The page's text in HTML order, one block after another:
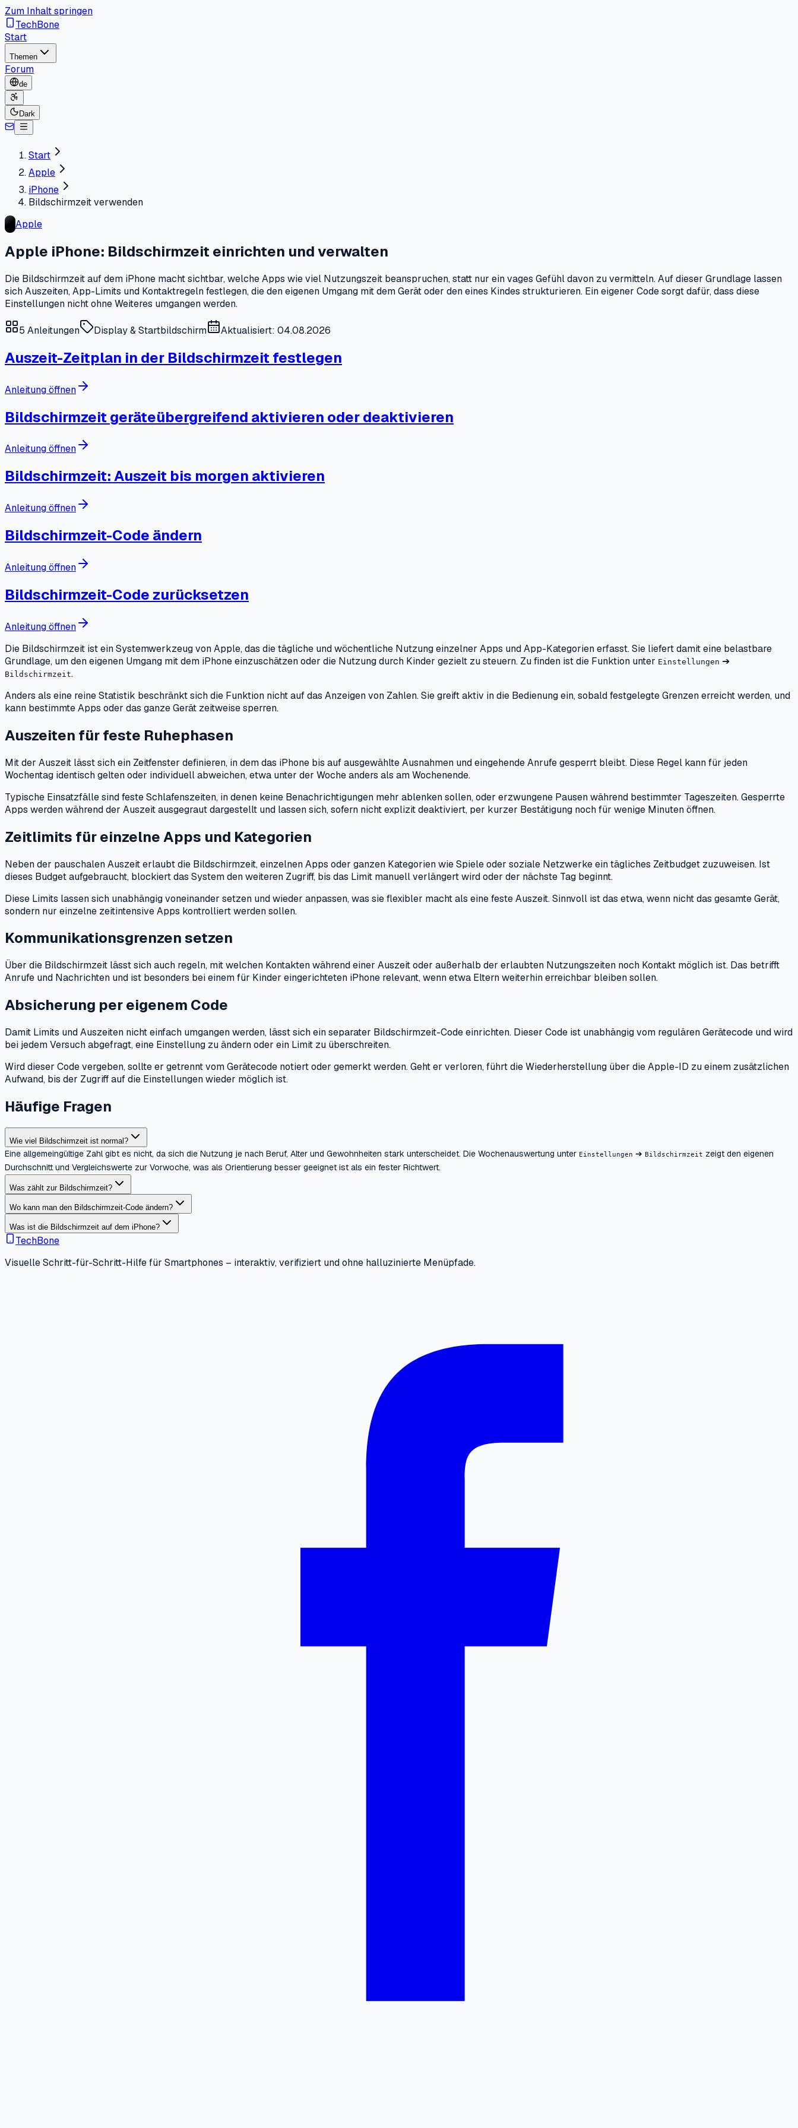
Zum Inhalt springen
TechBone
Start
Themen
Forum
de
Dark
Start
Apple
iPhone
Bildschirmzeit verwenden
Apple
Apple iPhone: Bildschirmzeit einrichten und verwalten
Die Bildschirmzeit auf dem iPhone macht sichtbar, welche Apps wie viel Nutzungszeit beanspruchen, statt nur ein vages Gefühl davon zu vermitteln. Auf dieser Grundlage lassen
sich Auszeiten, App-Limits und Kontaktregeln festlegen, die den eigenen Umgang mit dem Gerät oder den eines Kindes strukturieren. Ein eigener Code sorgt dafür, dass diese
Einstellungen nicht ohne Weiteres umgangen werden.
5 Anleitungen Display & Startbildschirm Aktualisiert: 04.08.2026
Auszeit-Zeitplan in der Bildschirmzeit festlegen
Anleitung öffnen
Bildschirmzeit geräteübergreifend aktivieren oder deaktivieren
Anleitung öffnen
Bildschirmzeit: Auszeit bis morgen aktivieren
Anleitung öffnen
Bildschirmzeit-Code ändern
Anleitung öffnen
Bildschirmzeit-Code zurücksetzen
Anleitung öffnen
Die Bildschirmzeit ist ein Systemwerkzeug von Apple, das die tägliche und wöchentliche Nutzung einzelner Apps und App-Kategorien erfasst. Sie liefert damit eine belastbare
Grundlage, um den eigenen Umgang mit dem iPhone einzuschätzen oder die Nutzung durch Kinder gezielt zu steuern. Zu finden ist die Funktion unter Einstellungen ➔
Bildschirmzeit.
Anders als eine reine Statistik beschränkt sich die Funktion nicht auf das Anzeigen von Zahlen. Sie greift aktiv in die Bedienung ein, sobald festgelegte Grenzen erreicht werden, und
kann bestimmte Apps oder das ganze Gerät zeitweise sperren.
Auszeiten für feste Ruhephasen
Mit der Auszeit lässt sich ein Zeitfenster definieren, in dem das iPhone bis auf ausgewählte Ausnahmen und eingehende Anrufe gesperrt bleibt. Diese Regel kann für jeden
Wochentag identisch gelten oder individuell abweichen, etwa unter der Woche anders als am Wochenende.
Typische Einsatzfälle sind feste Schlafenszeiten, in denen keine Benachrichtigungen mehr ablenken sollen, oder erzwungene Pausen während bestimmter Tageszeiten. Gesperrte
Apps werden während der Auszeit ausgegraut dargestellt und lassen sich, sofern nicht explizit deaktiviert, per kurzer Bestätigung noch für wenige Minuten öffnen.
Zeitlimits für einzelne Apps und Kategorien
Neben der pauschalen Auszeit erlaubt die Bildschirmzeit, einzelnen Apps oder ganzen Kategorien wie Spiele oder soziale Netzwerke ein tägliches Zeitbudget zuzuweisen. Ist
dieses Budget aufgebraucht, blockiert das System den weiteren Zugriff, bis das Limit manuell verlängert wird oder der nächste Tag beginnt.
Diese Limits lassen sich unabhängig voneinander setzen und wieder anpassen, was sie flexibler macht als eine feste Auszeit. Sinnvoll ist das etwa, wenn nicht das gesamte Gerät,
sondern nur einzelne zeitintensive Apps kontrolliert werden sollen.
Kommunikationsgrenzen setzen
Über die Bildschirmzeit lässt sich auch regeln, mit welchen Kontakten während einer Auszeit oder außerhalb der erlaubten Nutzungszeiten noch Kontakt möglich ist. Das betrifft
Anrufe und Nachrichten und ist besonders bei einem für Kinder eingerichteten iPhone relevant, wenn etwa Eltern weiterhin erreichbar bleiben sollen.
Absicherung per eigenem Code
Damit Limits und Auszeiten nicht einfach umgangen werden, lässt sich ein separater Bildschirmzeit-Code einrichten. Dieser Code ist unabhängig vom regulären Gerätecode und wird
bei jedem Versuch abgefragt, eine Einstellung zu ändern oder ein Limit zu überschreiten.
Wird dieser Code vergeben, sollte er getrennt vom Gerätecode notiert oder gemerkt werden. Geht er verloren, führt die Wiederherstellung über die Apple-ID zu einem zusätzlichen
Aufwand, bis der Zugriff auf die Einstellungen wieder möglich ist.
Häufige Fragen
Wie viel Bildschirmzeit ist normal?
Eine allgemeingültige Zahl gibt es nicht, da sich die Nutzung je nach Beruf, Alter und Gewohnheiten stark unterscheidet. Die Wochenauswertung unter Einstellungen ➔ Bildschirmzeit zeigt den eigenen
Durchschnitt und Vergleichswerte zur Vorwoche, was als Orientierung besser geeignet ist als ein fester Richtwert.
Was zählt zur Bildschirmzeit?
Wo kann man den Bildschirmzeit-Code ändern?
Was ist die Bildschirmzeit auf dem iPhone?
TechBone
Visuelle Schritt-für-Schritt-Hilfe für Smartphones – interaktiv, verifiziert und ohne halluzinierte Menüpfade.